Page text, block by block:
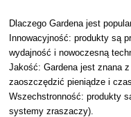
Dlaczego Gardena jest
Innowacyjność: produkty są
wydajność i nowoczesną
Jakość: Gardena jest znana
zaoszczędzić pieniądze i czas.
Wszechstronność: produkty
systemy zraszaczy).